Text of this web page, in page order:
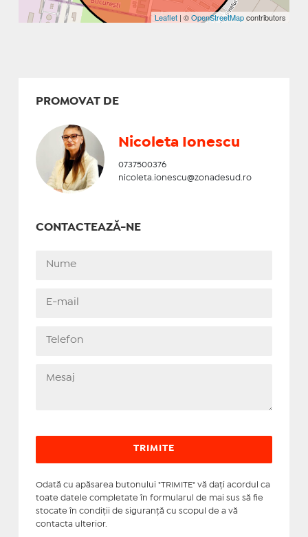
Leaflet | ©OpenStreetMapcontributors
PROMOVAT DE
Nicoleta Ionescu
0737500376
nicoleta.ionescu@zonadesud.ro
CONTACTEAZĂ-NE
Odată cu apăsarea butonului "TRIMITE" vă daţi acordul ca
toate datele completate în formularul de mai sus să fie
stocate în condiţii de siguranţă cu scopul de a vă
contacta ulterior.